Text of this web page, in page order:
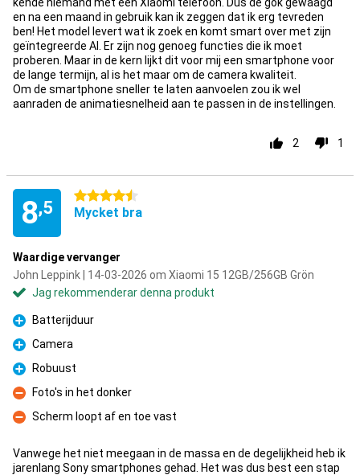
en na een maand in gebruik kan ik zeggen dat ik erg tevreden
ben! Het model levert wat ik zoek en komt smart over met zijn
geïntegreerde AI. Er zijn nog genoeg functies die ik moet
proberen. Maar in de kern lijkt dit voor mij een smartphone voor
de lange termijn, al is het maar om de camera kwaliteit.
Om de smartphone sneller te laten aanvoelen zou ik wel
aanraden de animatiesnelheid aan te passen in de instellingen.
2 1
8,5
4.5 stjärnor
Mycket bra
Waardige vervanger
John Leppink | 14-03-2026 om Xiaomi 15 12GB/256GB Grön
Jag rekommenderar denna produkt
Fördelar
Batterijduur
Fördelar
Camera
Fördelar
Robuust
Nackdelar
Foto's in het donker
Nackdelar
Scherm loopt af en toe vast
Vanwege het niet meegaan in de massa en de degelijkheid heb ik
jarenlang Sony smartphones gehad. Het was dus best een stap